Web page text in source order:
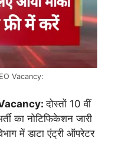
Vacancy:
दोस्तों 10 वीं
का नोटिफिकेशन जारी
में डाटा एंट्री ऑपरेटर